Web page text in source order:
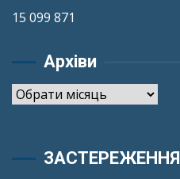
15 099 871
Архіви
Архіви
ЗАСТЕРЕЖЕННЯ